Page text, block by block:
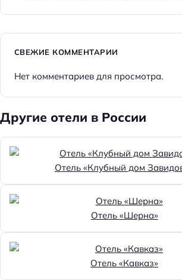
СВЕЖИЕ КОММЕНТАРИИ
Нет комментариев для просмотра.
Другие отели в России
Отель «Клубный дом
Отель «Шерна»
Отель «Кавказ»